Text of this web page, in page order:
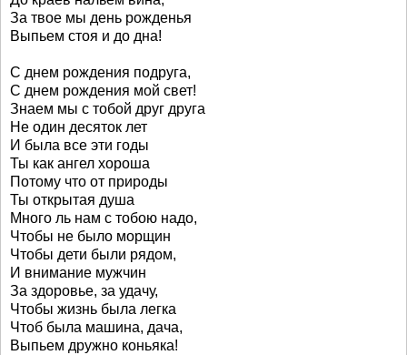
За твое мы день рожденья
Выпьем стоя и до дна!
С днем рождения подруга,
С днем рождения мой свет!
Знаем мы с тобой друг друга
Не один десяток лет
И была все эти годы
Ты как ангел хороша
Потому что от природы
Ты открытая душа
Много ль нам с тобою надо,
Чтобы не было морщин
Чтобы дети были рядом,
И внимание мужчин
За здоровье, за удачу,
Чтобы жизнь была легка
Чтоб была машина, дача,
Выпьем дружно коньяка!